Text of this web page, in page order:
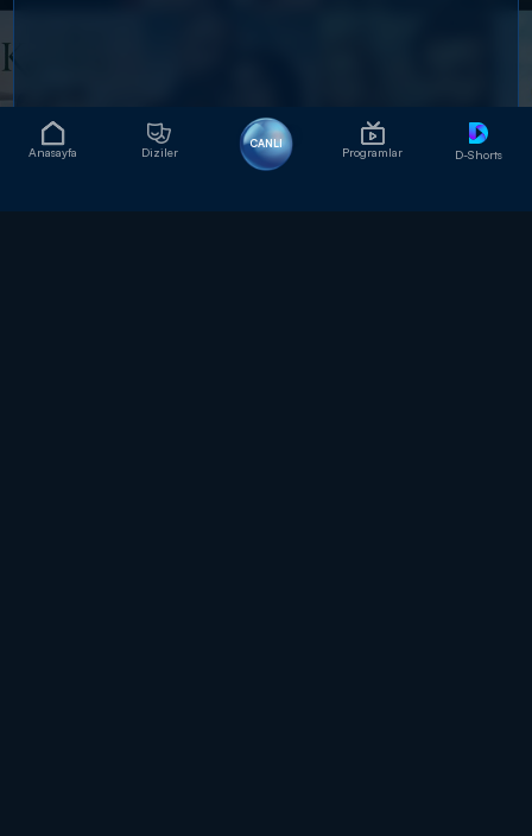
Anasayfa Diziler
CANLI
Programlar D-Shorts